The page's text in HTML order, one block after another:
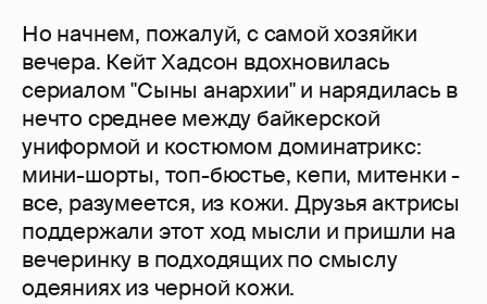
Но начнем, пожалуй, с самой хозяйки
вечера. Кейт Хадсон вдохновилась
сериалом "Сыны анархии" и нарядилась в
нечто среднее между байкерской
униформой и костюмом доминатрикс:
мини-шорты, топ-бюстье, кепи, митенки -
все, разумеется, из кожи. Друзья актрисы
поддержали этот ход мысли и пришли на
вечеринку в подходящих по смыслу
одеяниях из черной кожи.